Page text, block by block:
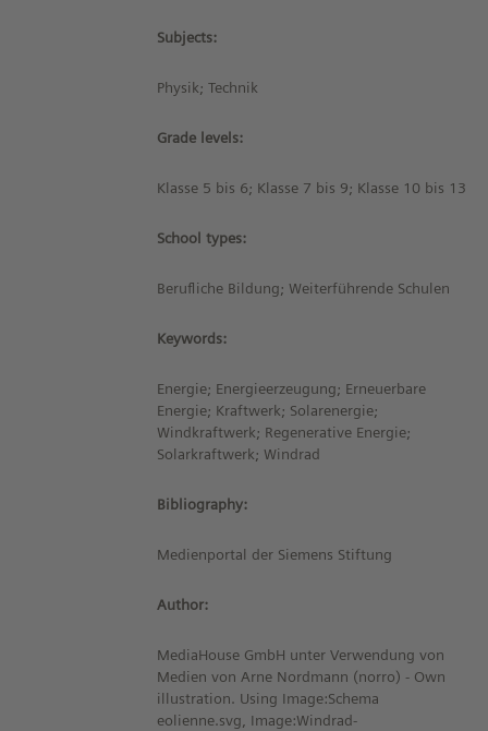
Subjects:
Physik; Technik
Grade levels:
Klasse 5 bis 6; Klasse 7 bis 9; Klasse 10 bis 13
School types:
Berufliche Bildung; Weiterführende Schulen
Keywords:
Energie; Energieerzeugung; Erneuerbare
Energie; Kraftwerk; Solarenergie;
Windkraftwerk; Regenerative Energie;
Solarkraftwerk; Windrad
Bibliography:
Medienportal der Siemens Stiftung
Author:
MediaHouse GmbH unter Verwendung von
Medien von Arne Nordmann (norro) - Own
illustration. Using Image:Schema
eolienne.svg, Image:Windrad-